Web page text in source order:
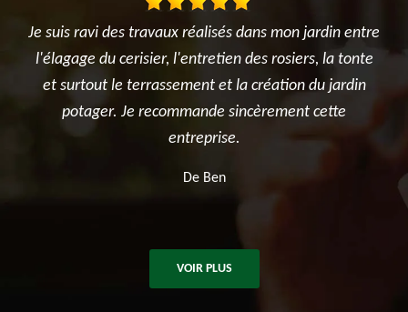
dans mon jardin entre
des rosiers, la tonte
création du jardin
cette
Très satisfait de l'intervention.
réalisé avec sérieux et
été ponctuelle, efficace et a laissé le
après les travaux. Je recommande
pour tous vos besoins en élagage
VOIR PLUS